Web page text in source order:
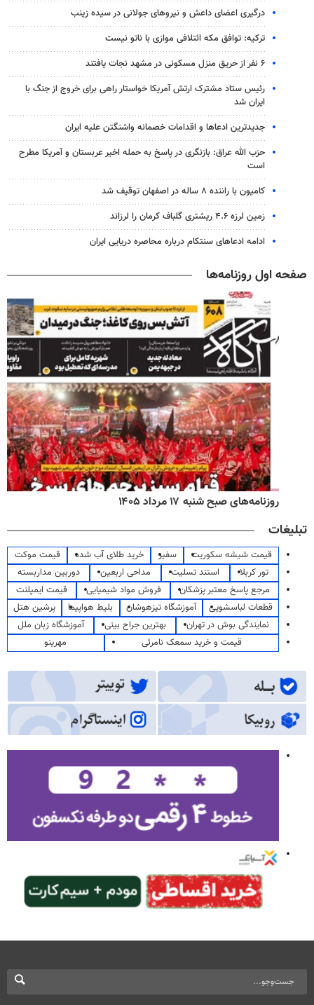
درگیری اعضای داعش و نیروهای جولانی در سیده زینب
ترکیه: توافق مکه ائتلافی موازی با ناتو نیست
۶ نفر از حریق منزل مسکونی در مشهد نجات یافتند
رئیس ستاد مشترک ارتش آمریکا خواستار راهی برای خروج از جنگ با
ایران شد
جدیدترین ادعاها و اقدامات خصمانه واشنگتن علیه ایران
حزب الله عراق: بازنگری در پاسخ به حمله اخیر عربستان و آمریکا مطرح
است
کامیون با راننده ۸ ساله در اصفهان توقیف شد
زمین لرزه ۴.۶ ریشتری گلباف کرمان را لرزاند
ادامه ادعاهای سنتکام درباره محاصره دریایی ایران
صفحه اول روزنامه‌ها
روزنامه‌های صبح شنبه ۱۷ مرداد ۱۴۰۵
تبلیغات
قیمت شیشه سکوریت سفیر خرید طلای آب شده
قیمت موکت
تور کربلا
استند تسلیت مداحی اربعین
دوربین مداربسته
مرجع پاسخ معتبر پزشکان
فروش مواد شیمیایی
قیمت ایمپلنت
قطعات لباسشویی
آموزشگاه تیزهوشان بلیط هواپیما
پرشین هتل
نمایندگی بوش در تهران
بهترین جراح بینی
آموزشگاه زبان ملل
قیمت و خرید سمعک نامرئی
مهرینو